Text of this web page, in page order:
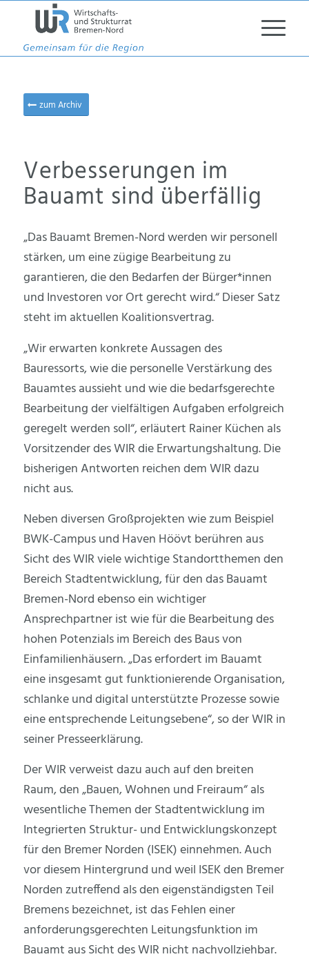
zum Archiv
Verbesserungen im
Bauamt sind überfällig
„Das Bauamt Bremen-Nord werden wir personell
stärken, um eine zügige Bearbeitung zu
garantieren, die den Bedarfen der Bürger*innen
und Investoren vor Ort gerecht wird.“ Dieser Satz
steht im aktuellen Koalitionsvertrag.
„Wir erwarten konkrete Aussagen des
Bauressorts, wie die personelle Verstärkung des
Bauamtes aussieht und wie die bedarfsgerechte
Bearbeitung der vielfältigen Aufgaben erfolgreich
geregelt werden soll“, erläutert Rainer Küchen als
Vorsitzender des WIR die Erwartungshaltung. Die
bisherigen Antworten reichen dem WIR dazu
nicht aus.
Neben diversen Großprojekten wie zum Beispiel
BWK-Campus und Haven Höövt berühren aus
Sicht des WIR viele wichtige Standortthemen den
Bereich Stadtentwicklung, für den das Bauamt
Bremen-Nord ebenso ein wichtiger
Ansprechpartner ist wie für die Bearbeitung des
hohen Potenzials im Bereich des Baus von
Einfamilienhäusern. „Das erfordert im Bauamt
eine insgesamt gut funktionierende Organisation,
schlanke und digital unterstützte Prozesse sowie
eine entsprechende Leitungsebene“, so der WIR in
seiner Presseerklärung.
Der WIR verweist dazu auch auf den breiten
Raum, den „Bauen, Wohnen und Freiraum“ als
wesentliche Themen der Stadtentwicklung im
Integrierten Struktur- und Entwicklungskonzept
für den Bremer Norden (ISEK) einnehmen. Auch
vor diesem Hintergrund und weil ISEK den Bremer
Norden zutreffend als den eigenständigsten Teil
Bremens bezeichnet, ist das Fehlen einer
anforderungsgerechten Leitungsfunktion im
Bauamt aus Sicht des WIR nicht nachvollziehbar.